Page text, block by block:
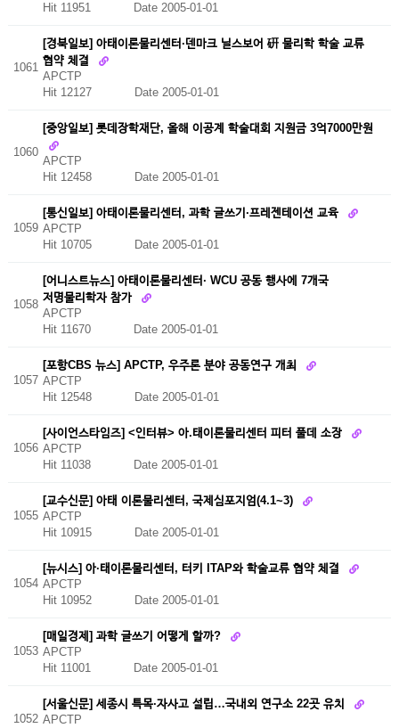
Hit 11951
Date 2005-01-01
1061
[경북일보] 아태이론물리센터·덴마크 닐스보어 硏 물리학 학술 교류
협약 체결
APCTP
Hit 12127 Date 2005-01-01
1060
[중앙일보] 롯데장학재단, 올해 이공계 학술대회 지원금 3억7000만원
APCTP
Hit 12458 Date 2005-01-01
1059
[통신일보] 아태이론물리센터, 과학 글쓰기·프레젠테이션 교육
APCTP
Hit 10705
Date 2005-01-01
1058
[어니스트뉴스] 아태이론물리센터· WCU 공동 행사에 7개국
저명물리학자 참가
APCTP
Hit 11670 Date 2005-01-01
1057
[포항CBS 뉴스] APCTP, 우주론 분야 공동연구 개최
APCTP
Hit 12548
Date 2005-01-01
1056
[사이언스타임즈] <인터뷰> 아.태이론물리센터 피터 풀데 소장
APCTP
Hit 11038
Date 2005-01-01
1055
[교수신문] 아태 이론물리센터, 국제심포지엄(4.1~3)
APCTP
Hit 10915
Date 2005-01-01
1054
[뉴시스] 아·태이론물리센터, 터키 ITAP와 학술교류 협약 체결
APCTP
Hit 10952
Date 2005-01-01
1053
[매일경제] 과학 글쓰기 어떻게 할까?
APCTP
Hit 11001
Date 2005-01-01
1052
[서울신문] 세종시 특목·자사고 설립…국내외 연구소 22곳 유치
APCTP